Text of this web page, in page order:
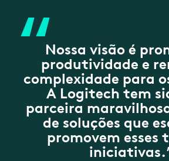
“Nossa visão é
produtividade e
complexidade para
A Logitech tem
parceira
de soluções que
promovem esses